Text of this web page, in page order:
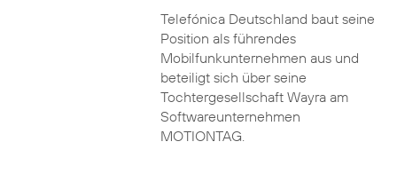
Telefónica Deutschland baut seine
Position als führendes
Mobilfunkunternehmen aus und
beteiligt sich über seine
Tochtergesellschaft Wayra am
Softwareunternehmen
MOTIONTAG.